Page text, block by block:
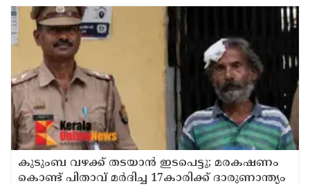
കുടുംബ വഴക്ക് തടയാന്‍ ഇടപെട്ടു; മരകഷണം
കൊണ്ട് പിതാവ് മർദിച്ച 17കാരിക്ക് ദാരുണാന്ത്യം